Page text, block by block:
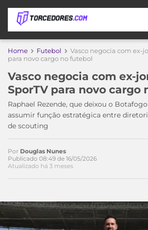
APOSTAS
DE
APOSTA
MELHORES
SITES
DE
APOSTAS
2026
BETBOOM
COPA
DO
MUNDO
MEU
TIME
PALMEIRAS
CAMPEONATOS
SÉRIE
A
ESPORTIVA
Home Futebol
Vasco negocia com ex-
para novo cargo no futebol
Vasco negocia com ex-
SporTV para novo cargo
Raphael Rezende, que deixou o
assumir função estratégica entre
de scouting
Por Douglas Nunes
Publicado 08:49 de 16/05/2026
Atualizado há 3 meses